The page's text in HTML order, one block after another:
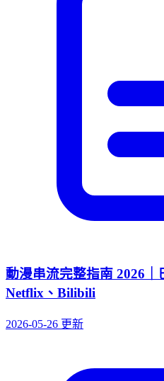
動漫串流完整指南 2026｜
Netflix、Bilibili
2026-05-26 更新